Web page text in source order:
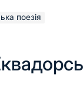
поезія